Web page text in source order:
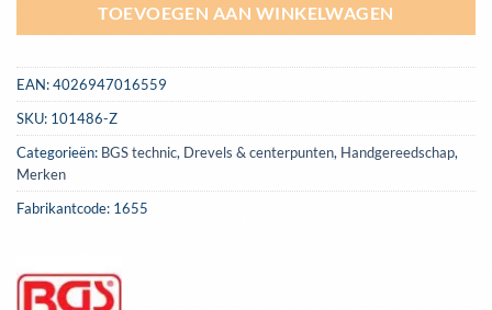
TOEVOEGEN AAN WINKELWAGEN
EAN:4026947016559
SKU: 101486-Z
Categorieën: BGS technic, Drevels & centerpunten, Handgereedschap,
Merken
Fabrikantcode: 1655